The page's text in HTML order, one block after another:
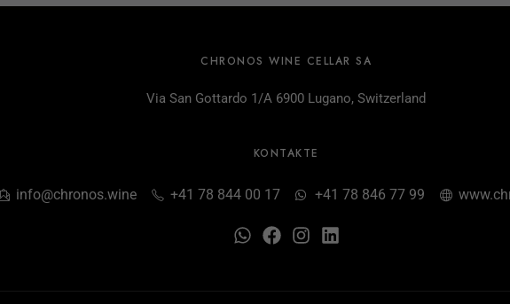
CHRONOS WINE CELLAR SA
Via San Gottardo 1/A 6900 Lugano, Switzerland
KONTAKTE
info@chronos.wine +41 78 844 00 17 +41 78 846 77 99